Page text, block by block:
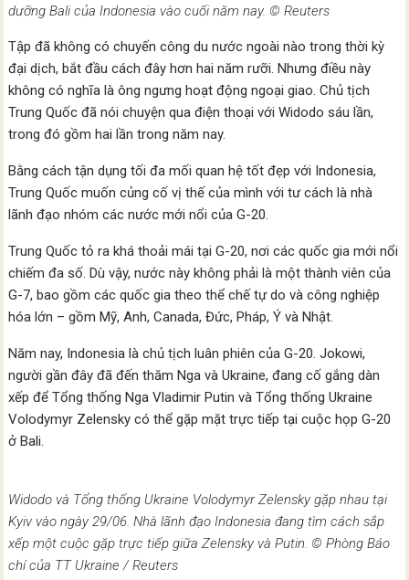
dưỡng Bali của Indonesia vào cuối năm nay. © Reuters
Tập đã không có chuyến công du nước ngoài nào trong thời kỳ
đại dịch, bắt đầu cách đây hơn hai năm rưỡi. Nhưng điều này
không có nghĩa là ông ngưng hoạt động ngoại giao. Chủ tịch
Trung Quốc đã nói chuyện qua điện thoại với Widodo sáu lần,
trong đó gồm hai lần trong năm nay.
Bằng cách tận dụng tối đa mối quan hệ tốt đẹp với Indonesia,
Trung Quốc muốn củng cố vị thế của mình với tư cách là nhà
lãnh đạo nhóm các nước mới nổi của G-20.
Trung Quốc tỏ ra khá thoải mái tại G-20, nơi các quốc gia mới nổi
chiếm đa số. Dù vậy, nước này không phải là một thành viên của
G-7, bao gồm các quốc gia theo thể chế tự do và công nghiệp
hóa lớn – gồm Mỹ, Anh, Canada, Đức, Pháp, Ý và Nhật.
Năm nay, Indonesia là chủ tịch luân phiên của G-20. Jokowi,
người gần đây đã đến thăm Nga và Ukraine, đang cố gắng dàn
xếp để Tổng thống Nga Vladimir Putin và Tổng thống Ukraine
Volodymyr Zelensky có thể gặp mặt trực tiếp tại cuộc họp G-20
ở Bali.
Widodo và Tổng thống Ukraine Volodymyr Zelensky gặp nhau tại
Kyiv vào ngày 29/06. Nhà lãnh đạo Indonesia đang tìm cách sắp
xếp một cuộc gặp trực tiếp giữa Zelensky và Putin. © Phòng Báo
chí của TT Ukraine / Reuters